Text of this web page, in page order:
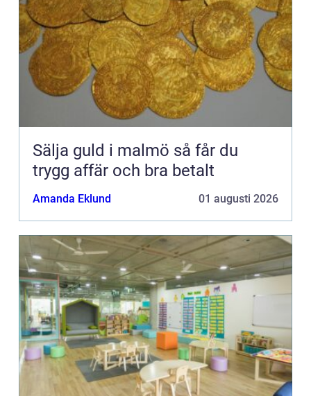
Sälja guld i malmö så får du
trygg affär och bra betalt
Amanda Eklund 01 augusti 2026